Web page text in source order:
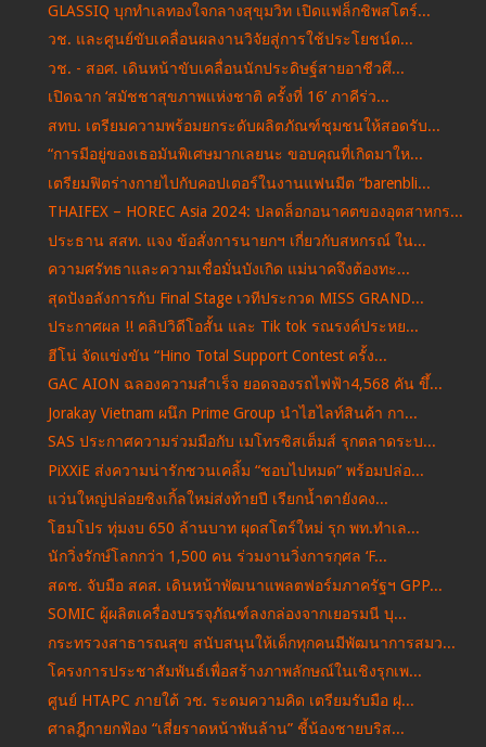
GLASSIQ บุกทำเลทองใจกลางสุขุมวิท เปิดแฟล็กชิพสโตร์...
วช. และศูนย์ขับเคลื่อนผลงานวิจัยสู่การใช้ประโยชน์ด...
วช. - สอศ. เดินหน้าขับเคลื่อนนักประดิษฐ์สายอาชีวศึ...
เปิดฉาก ‘สมัชชาสุขภาพแห่งชาติ ครั้งที่ 16’ ภาคีร่ว...
สทบ. เตรียมความพร้อมยกระดับผลิตภัณฑ์ชุมชนให้สอดรับ...
“การมีอยู่ของเธอมันพิเศษมากเลยนะ ขอบคุณที่เกิดมาให...
เตรียมฟิตร่างกายไปกับคอปเตอร์ในงานแฟนมีต “barenbli...
THAIFEX – HOREC Asia 2024: ปลดล็อกอนาคตของอุตสาหกร...
ประธาน สสท. แจง ข้อสั่งการนายกฯ เกี่ยวกับสหกรณ์ ใน...
ความศรัทธาและความเชื่อมั่นบังเกิด แม่นาคจึงต้องทะ...
สุดปังอลังการกับ Final Stage เวทีประกวด MISS GRAND...
ประกาศผล !! คลิปวิดีโอสั้น และ Tik tok รณรงค์ประหย...
ฮีโน่ จัดแข่งขัน “Hino Total Support Contest ครั้ง...
GAC AION ฉลองความสำเร็จ ยอดจองรถไฟฟ้า4,568 คัน ขึ้...
Jorakay Vietnam ผนึก Prime Group นำไฮไลท์สินค้า กา...
SAS ประกาศความร่วมมือกับ เมโทรซิสเต็มส์ รุกตลาดระบ...
PiXXiE ส่งความน่ารักชวนเคลิ้ม “ชอบไปหมด” พร้อมปล่อ...
แว่นใหญ่ปล่อยซิงเกิ้ลใหม่ส่งท้ายปี เรียกน้ำตายังคง...
โฮมโปร ทุ่มงบ 650 ล้านบาท ผุดสโตร์ใหม่ รุก พท.ทำเล...
นักวิ่งรักษ์โลกกว่า 1,500 คน ร่วมงานวิ่งการกุศล ‘F...
สดช. จับมือ สคส. เดินหน้าพัฒนาแพลตฟอร์มภาครัฐฯ GPP...
SOMIC ผู้ผลิตเครื่องบรรจุภัณฑ์ลงกล่องจากเยอรมนี บุ...
กระทรวงสาธารณสุข สนับสนุนให้เด็กทุกคนมีพัฒนาการสมว...
โครงการประชาสัมพันธ์เพื่อสร้างภาพลักษณ์ในเชิงรุกเพ...
ศูนย์ HTAPC ภายใต้ วช. ระดมความคิด เตรียมรับมือ ฝุ...
ศาลฎีกายกฟ้อง “เสี่ยราดหน้าพันล้าน” ชี้น้องชายบริส...